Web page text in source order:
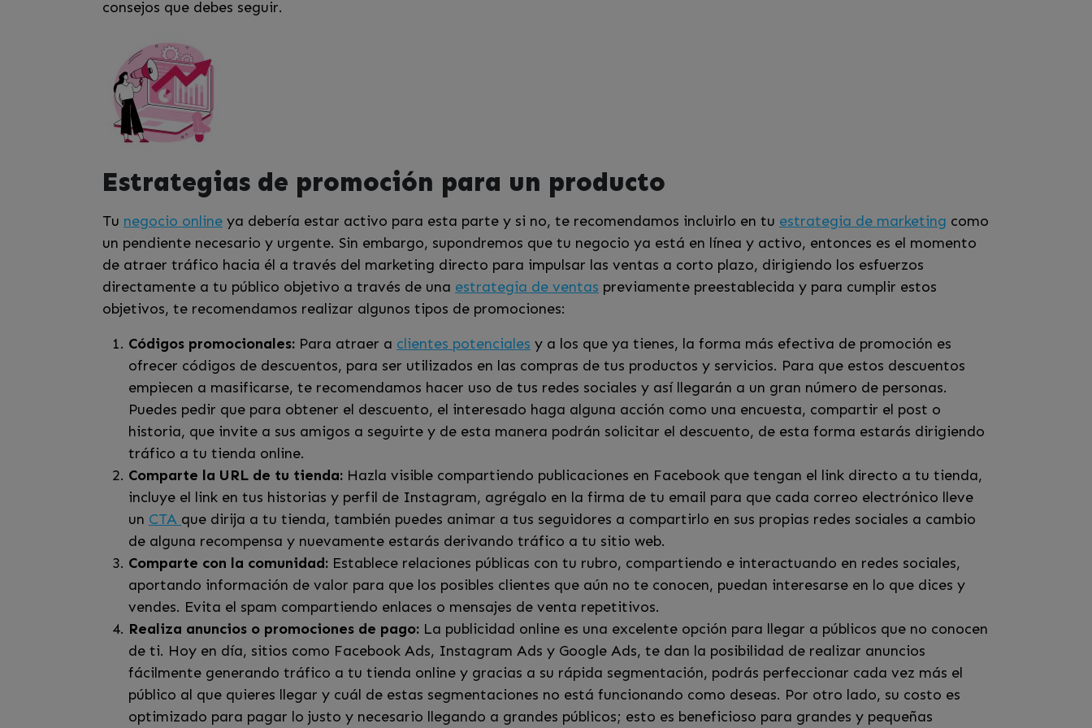
consejos que debes seguir.
Estrategias de promoción para un producto
Tu negocio online ya debería estar activo para esta parte y si no, te recomendamos incluirlo en tu estrategia de marketing como
un pendiente necesario y urgente. Sin embargo, supondremos que tu negocio ya está en línea y activo, entonces es el momento
de atraer tráfico hacia él a través del marketing directo para impulsar las ventas a corto plazo, dirigiendo los esfuerzos
directamente a tu público objetivo a través de una estrategia de ventas previamente preestablecida y para cumplir estos
objetivos, te recomendamos realizar algunos tipos de promociones:
Códigos promocionales: Para atraer a clientes potenciales y a los que ya tienes, la forma más efectiva de promoción es
ofrecer códigos de descuentos, para ser utilizados en las compras de tus productos y servicios. Para que estos descuentos
empiecen a masificarse, te recomendamos hacer uso de tus redes sociales y así llegarán a un gran número de personas.
Puedes pedir que para obtener el descuento, el interesado haga alguna acción como una encuesta, compartir el post o
historia, que invite a sus amigos a seguirte y de esta manera podrán solicitar el descuento, de esta forma estarás dirigiendo
tráfico a tu tienda online.
Comparte la URL de tu tienda: Hazla visible compartiendo publicaciones en Facebook que tengan el link directo a tu tienda,
incluye el link en tus historias y perfil de Instagram, agrégalo en la firma de tu email para que cada correo electrónico lleve
un CTA que dirija a tu tienda, también puedes animar a tus seguidores a compartirlo en sus propias redes sociales a cambio
de alguna recompensa y nuevamente estarás derivando tráfico a tu sitio web.
Comparte con la comunidad: Establece relaciones públicas con tu rubro, compartiendo e interactuando en redes sociales,
aportando información de valor para que los posibles clientes que aún no te conocen, puedan interesarse en lo que dices y
vendes. Evita el spam compartiendo enlaces o mensajes de venta repetitivos.
Realiza anuncios o promociones de pago: La publicidad online es una excelente opción para llegar a públicos que no conocen
de ti. Hoy en día, sitios como Facebook Ads, Instagram Ads y Google Ads, te dan la posibilidad de realizar anuncios
fácilmente generando tráfico a tu tienda online y gracias a su rápida segmentación, podrás perfeccionar cada vez más el
público al que quieres llegar y cuál de estas segmentaciones no está funcionando como deseas. Por otro lado, su costo es
optimizado para pagar lo justo y necesario llegando a grandes públicos; esto es beneficioso para grandes y pequeñas